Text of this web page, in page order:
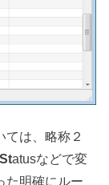
ては、略称２
Statusなどで変
た明確にルー